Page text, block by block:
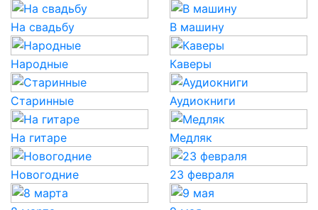
На свадьбу В машину
Народные Каверы
Старинные Аудиокниги
На гитаре Медляк
Новогодние 23 февраля